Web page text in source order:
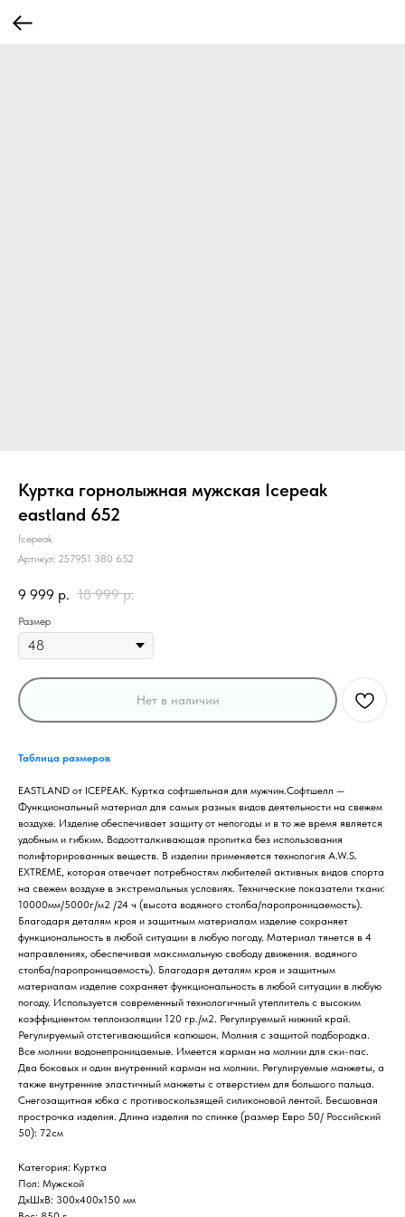
Куртка горнолыжная мужская Icepeak
eastland 652
Icepeak
Артикул: 257951 380 652
9 999 р. 18 999 р.
Размер
Нет в наличии
Таблица размеров
EASTLAND от ICEPEAK. Куртка софтшельная для мужчин.Софтшелл —
Функциональный материал для самых разных видов деятельности на свежем
воздухе. Изделие обеспечивает защиту от непогоды и в то же время является
удобным и гибким. Водоотталкивающая пропитка без использования
полифторированных веществ. В изделии применяется технология A.W.S.
EXTREME, которая отвечает потребностям любителей активных видов спорта
на свежем воздухе в экстремальных условиях. Технические показатели ткани:
10000мм/5000г/м2 /24 ч (высота водяного столба/паропроницаемость).
Благодаря деталям кроя и защитным материалам изделие сохраняет
функциональность в любой ситуации в любую погоду. Материал тянется в 4
направлениях, обеспечивая максимальную свободу движения. водяного
столба/паропроницаемость). Благодаря деталям кроя и защитным
материалам изделие сохраняет функциональность в любой ситуации в любую
погоду. Используется современный технологичный утеплитель с высоким
коэффициентом теплоизоляции 120 гр./м2. Регулируемый нижний край.
Регулируемый отстегивающийся капюшон. Молния с защитой подбородка.
Все молнии водонепроницаемые. Имеется карман на молнии для ски-пас.
Два боковых и один внутренний карман на молнии. Регулируемые манжеты, а
также внутренние эластичный манжеты с отверстием для большого пальца.
Снегозащитная юбка с противоскользящей силиконовой лентой. Бесшовная
прострочка изделия. Длина изделия по спинке (размер Евро 50/ Российский
50): 72см
Категория: Куртка
Пол: Мужской
ДxШxВ: 300x400x150 мм